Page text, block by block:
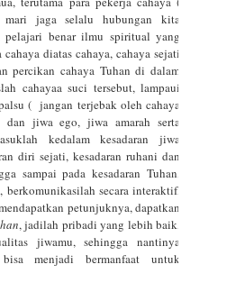
jaga selalu hubungan kita
pelajari benar ilmu spiritual yang
cahaya diatas cahaya, cahaya sejati
percikan cahaya Tuhan di dalam
cahayaa suci tersebut, lampaui
( jangan terjebak oleh cahaya
dan jiwa ego, jiwa amarah serta
kedalam kesadaran jiwa
diri sejati, kesadaran ruhani dan
sampai pada kesadaran Tuhan,
berkomunikasilah secara interaktif,
petunjuknya, dapatkan
, jadilah pribadi yang lebih baik,
jiwamu, sehingga nantinya
menjadi bermanfaat untuk